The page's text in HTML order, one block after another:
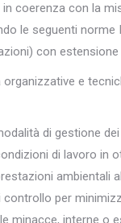
coerenza con la
le seguenti norme
con
e
di gestione
di lavoro in
ambientali
per
minacce, interne o